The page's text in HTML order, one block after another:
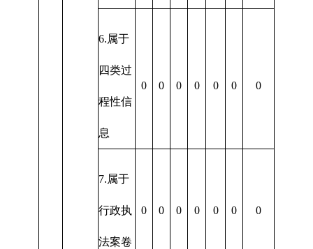
6.属于
四类过
程性信
息
0 0 0 0 0 0 0
7.属于
行政执
法案卷
0 0 0 0 0 0 0